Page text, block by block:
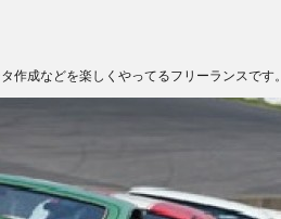
作成などを楽しくやってるフリーランスです。